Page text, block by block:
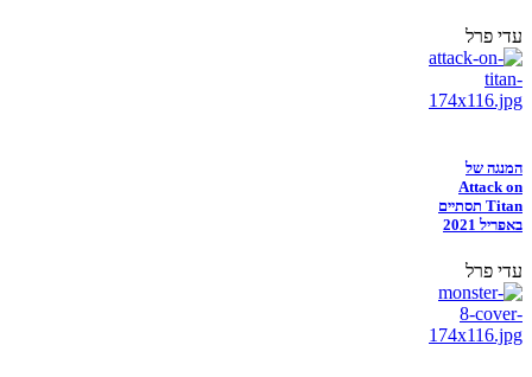
עדי פרל
המנגה של
Attack on
Titan תסתיים
באפריל 2021
עדי פרל